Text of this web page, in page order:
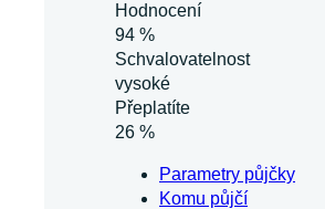
Hodnocení
94 %
Schvalovatelnost
vysoké
Přeplatíte
26 %
Parametry půjčky
Komu půjčí